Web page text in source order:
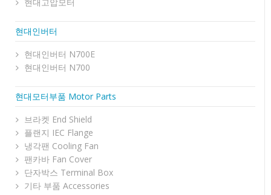
현대인버터
현대인버터 N700E
현대인버터 N700
현대모터부품 Motor Parts
브라켓 End Shield
플랜지 IEC Flange
냉각팬 Cooling Fan
팬카바 Fan Cover
단자박스 Terminal Box
기타 부품 Accessories